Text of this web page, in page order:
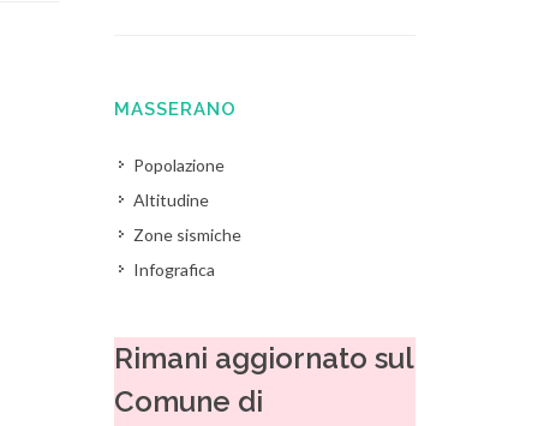
MASSERANO
Popolazione
Altitudine
Zone sismiche
Infografica
Rimani aggiornato sul
Comune di